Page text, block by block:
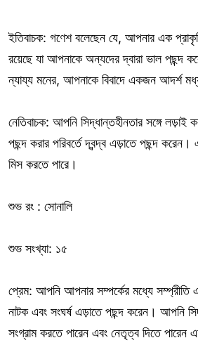
ইতিবাচক: গণেশ বলেছেন যে, আপনার এক
রয়েছে যা আপনাকে অন্যদের দ্বারা ভাল পছন্দ
ন্যায্য মনের, আপনাকে বিবাদে একজন আদর্শ
নেতিবাচক: আপনি সিদ্ধান্তহীনতার সঙ্গে
পছন্দ করার পরিবর্তে দ্বন্দ্ব এড়াতে পছন্দ
মিস করতে পারে।
শুভ রং : সোনালি
শুভ সংখ্যা: ১৫
প্রেম: আপনি আপনার সম্পর্কের মধ্যে সম্প্রীতি
নাটক এবং সংঘর্ষ এড়াতে পছন্দ করেন। আপনি
সংগ্রাম করতে পারেন এবং নেতৃত্ব দিতে